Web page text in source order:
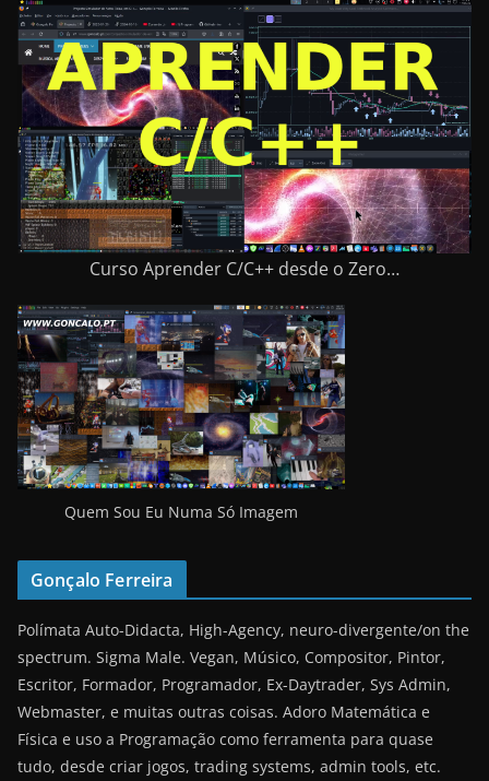
Curso Aprender C/C++ desde o Zero…
Quem Sou Eu Numa Só Imagem
Gonçalo Ferreira
Polímata Auto-Didacta, High-Agency, neuro-divergente/on the
spectrum. Sigma Male. Vegan, Músico, Compositor, Pintor,
Escritor, Formador, Programador, Ex-Daytrader, Sys Admin,
Webmaster, e muitas outras coisas. Adoro Matemática e
Física e uso a Programação como ferramenta para quase
tudo, desde criar jogos, trading systems, admin tools, etc.